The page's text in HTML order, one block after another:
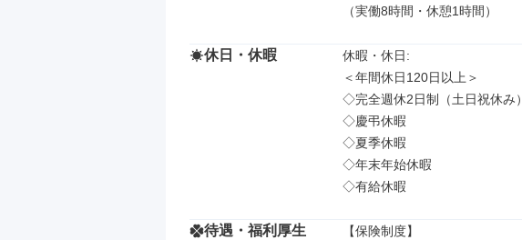
（実働8時間・休憩1時間）
休日・休暇
休暇・休日:
＜年間休日120日以上＞
◇完全週休2日制（土日祝休み）
◇慶弔休暇
◇夏季休暇
◇年末年始休暇
◇有給休暇
待遇・福利厚生
【保険制度】